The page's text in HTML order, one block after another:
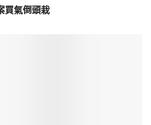
買氣倒頭栽